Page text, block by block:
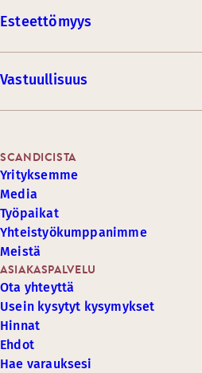
Esteettömyys
Vastuullisuus
ASIAKASPALVELU
Ota yhteyttä
Usein kysytyt kysymykset
Hinnat
Ehdot
Hae varauksesi
SCANDICISTA
Yrityksemme
Media
Työpaikat
Yhteistyökumppanimme
Meistä